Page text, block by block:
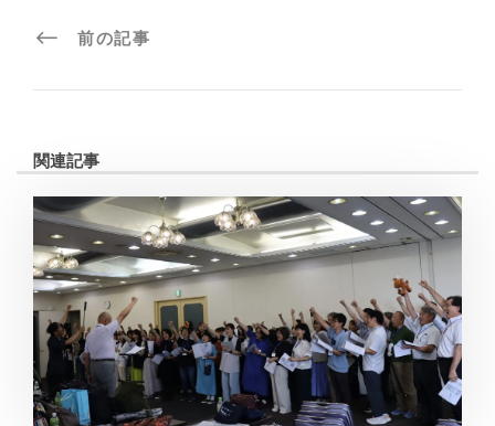
前の記事
関連記事